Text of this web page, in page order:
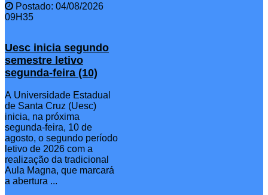
Postado: 04/08/2026
09H35
Uesc inicia segundo
semestre letivo
segunda-feira (10)
A Universidade Estadual
de Santa Cruz (Uesc)
inicia, na próxima
segunda-feira, 10 de
agosto, o segundo período
letivo de 2026 com a
realização da tradicional
Aula Magna, que marcará
a abertura ...